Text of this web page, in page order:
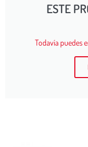
ESTE
Todavía puedes